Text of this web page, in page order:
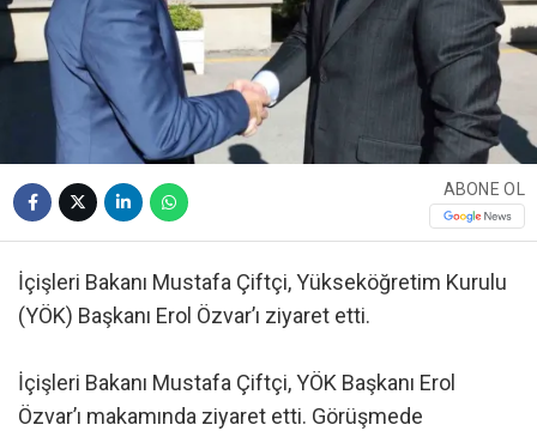
ABONE OL
İçişleri Bakanı Mustafa Çiftçi, Yükseköğretim Kurulu
(YÖK) Başkanı Erol Özvar’ı ziyaret etti.
İçişleri Bakanı Mustafa Çiftçi, YÖK Başkanı Erol
Özvar’ı makamında ziyaret etti. Görüşmede